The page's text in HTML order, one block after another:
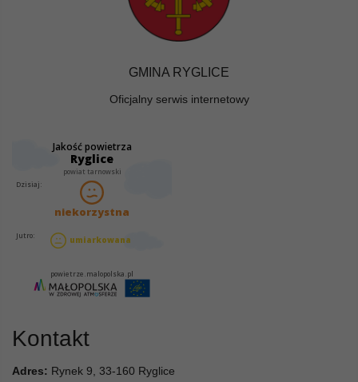
GMINA RYGLICE
Oficjalny serwis internetowy
Kontakt
Adres: Rynek 9, 33-160 Ryglice